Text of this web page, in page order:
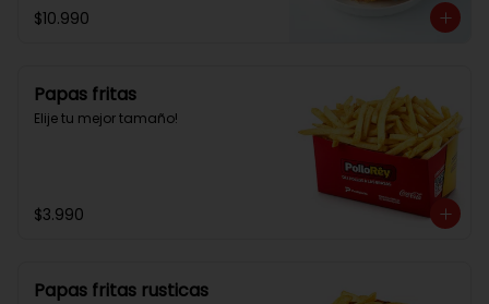
$10.990
Papas fritas
Elije tu mejor tamaño!
$3.990
Papas fritas rusticas